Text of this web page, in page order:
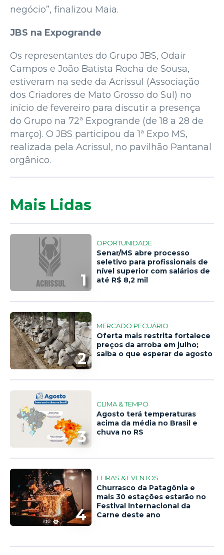
negócio”, finalizou Maia.
JBS na Expogrande
Os representantes do Grupo JBS, Odair
Campos e João Batista Rocha de Sousa,
estiveram na sede da Acrissul (Associação
dos Criadores de Mato Grosso do Sul) no
início de fevereiro para discutir a presença
do Grupo na 72ª Expogrande (de 18 a 28 de
março). O JBS participou da 1ª Expo MS,
realizada pela Acrissul, no pavilhão Pantanal
orgânico.
Mais Lidas
1
OPORTUNIDADE
Senar/MS abre processo
seletivo para profissionais de
nível superior com salários de
até R$ 8,2 mil
2
MERCADO PECUÁRIO
Oferta mais restrita fortalece
preços da arroba em julho;
saiba o que esperar de agosto
3
CLIMA & TEMPO
Agosto terá temperaturas
acima da média no Brasil e
chuva no RS
4
FEIRAS & EVENTOS
Churrasco da Patagônia e
mais 30 estações estarão no
Festival Internacional da
Carne deste ano